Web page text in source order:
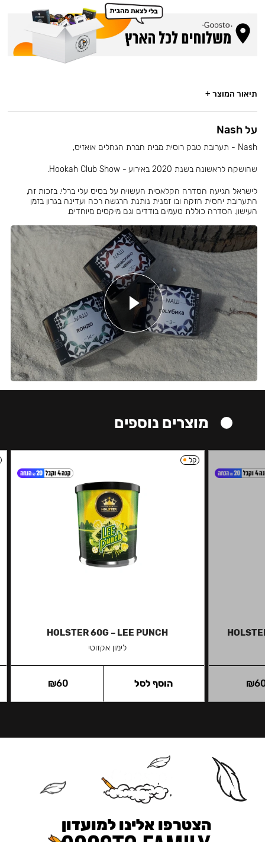
תיאור המוצר +
על Nash
Nash - תערובת טבק רוסית מבית חברת הגחלים אואזיס,
שהושקה לראשונה בשנת 2020 באירוע - Hookah Club Show.
לישראל הגיעה הסדרה הקלאסית העשויה על בסיס עלי ברלי. בזכות זה,
התערובת יחסית חזקה ובו זמנית נותנת הרגשה רכה ועדינה בגרון בזמן
העישון. הסדרה כוללת טעמים בודדים וגם מיקסים מיוחדים.
מוצרים נוספים
₪
קל
HOLSTER 60G – LEE PUNCH
לימון אקזוטי
₪60 הוסף לסל
הצטרפו אלינו למועדון